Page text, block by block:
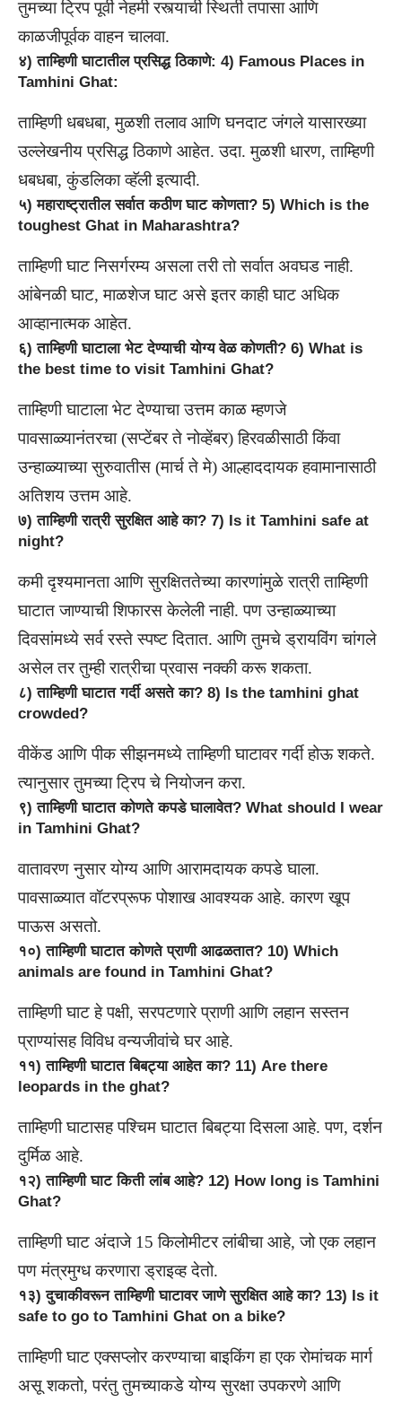
तुमच्या ट्रिप पूर्वी नेहमी रस्त्याची स्थिती तपासा आणि
काळजीपूर्वक वाहन चालवा.
४) ताम्हिणी घाटातील प्रसिद्ध ठिकाणे: 4) Famous Places in
Tamhini Ghat:
ताम्हिणी धबधबा, मुळशी तलाव आणि घनदाट जंगले यासारख्या
उल्लेखनीय प्रसिद्ध ठिकाणे आहेत. उदा. मुळशी धारण, ताम्हिणी
धबधबा, कुंडलिका व्हॅली इत्यादी.
५) महाराष्ट्रातील सर्वात कठीण घाट कोणता? 5) Which is the
toughest Ghat in Maharashtra?
ताम्हिणी घाट निसर्गरम्य असला तरी तो सर्वात अवघड नाही.
आंबेनळी घाट, माळशेज घाट असे इतर काही घाट अधिक
आव्हानात्मक आहेत.
६) ताम्हिणी घाटाला भेट देण्याची योग्य वेळ कोणती? 6) What is
the best time to visit Tamhini Ghat?
ताम्हिणी घाटाला भेट देण्याचा उत्तम काळ म्हणजे
पावसाळ्यानंतरचा (सप्टेंबर ते नोव्हेंबर) हिरवळीसाठी किंवा
उन्हाळ्याच्या सुरुवातीस (मार्च ते मे) आल्हाददायक हवामानासाठी
अतिशय उत्तम आहे.
७) ताम्हिणी रात्री सुरक्षित आहे का? 7) Is it Tamhini safe at
night?
कमी दृश्यमानता आणि सुरक्षिततेच्या कारणांमुळे रात्री ताम्हिणी
घाटात जाण्याची शिफारस केलेली नाही. पण उन्हाळ्याच्या
दिवसांमध्ये सर्व रस्ते स्पष्ट दितात. आणि तुमचे ड्रायविंग चांगले
असेल तर तुम्ही रात्रीचा प्रवास नक्की करू शकता.
८) ताम्हिणी घाटात गर्दी असते का? 8) Is the tamhini ghat
crowded?
वीकेंड आणि पीक सीझनमध्ये ताम्हिणी घाटावर गर्दी होऊ शकते.
त्यानुसार तुमच्या ट्रिप चे नियोजन करा.
९) ताम्हिणी घाटात कोणते कपडे घालावेत? What should I wear
in Tamhini Ghat?
वातावरण नुसार योग्य आणि आरामदायक कपडे घाला.
पावसाळ्यात वॉटरप्रूफ पोशाख आवश्यक आहे. कारण खूप
पाऊस असतो.
१०) ताम्हिणी घाटात कोणते प्राणी आढळतात? 10) Which
animals are found in Tamhini Ghat?
ताम्हिणी घाट हे पक्षी, सरपटणारे प्राणी आणि लहान सस्तन
प्राण्यांसह विविध वन्यजीवांचे घर आहे.
११) ताम्हिणी घाटात बिबट्या आहेत का? 11) Are there
leopards in the ghat?
ताम्हिणी घाटासह पश्चिम घाटात बिबट्या दिसला आहे. पण, दर्शन
दुर्मिळ आहे.
१२) ताम्हिणी घाट किती लांब आहे? 12) How long is Tamhini
Ghat?
ताम्हिणी घाट अंदाजे 15 किलोमीटर लांबीचा आहे, जो एक लहान
पण मंत्रमुग्ध करणारा ड्राइव्ह देतो.
१३) दुचाकीवरून ताम्हिणी घाटावर जाणे सुरक्षित आहे का? 13) Is it
safe to go to Tamhini Ghat on a bike?
ताम्हिणी घाट एक्सप्लोर करण्याचा बाइकिंग हा एक रोमांचक मार्ग
असू शकतो, परंतु तुमच्याकडे योग्य सुरक्षा उपकरणे आणि